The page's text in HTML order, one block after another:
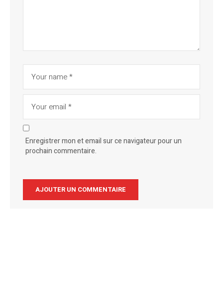
Enregistrer mon et email sur ce navigateur pour un
prochain commentaire.